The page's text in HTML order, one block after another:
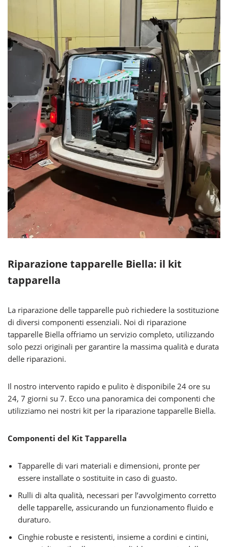
Riparazione tapparelle Biella: il kit
tapparella
La riparazione delle tapparelle può richiedere la sostituzione
di diversi componenti essenziali. Noi di riparazione
tapparelle Biella offriamo un servizio completo, utilizzando
solo pezzi originali per garantire la massima qualità e durata
delle riparazioni.
Il nostro intervento rapido e pulito è disponibile 24 ore su
24, 7 giorni su 7. Ecco una panoramica dei componenti che
utilizziamo nei nostri kit per la riparazione tapparelle Biella.
Componenti del Kit Tapparella
Tapparelle di vari materiali e dimensioni, pronte per
essere installate o sostituite in caso di guasto.
Rulli di alta qualità, necessari per l’avvolgimento corretto
delle tapparelle, assicurando un funzionamento fluido e
duraturo.
Cinghie robuste e resistenti, insieme a cordini e cintini,